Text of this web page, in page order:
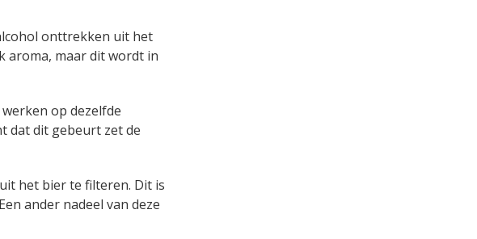
onttrekken uit het
aroma, maar dit wordt in
op dezelfde
dat dit gebeurt zet de
het bier te filteren. Dit is
ander nadeel van deze